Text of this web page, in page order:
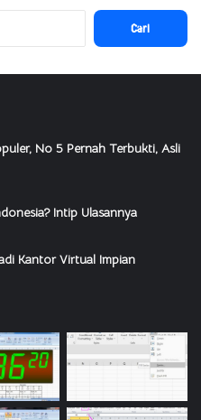
Cari
No 5 Pernah Terbukti, Asli
Intip Ulasannya
Kantor Virtual Impian